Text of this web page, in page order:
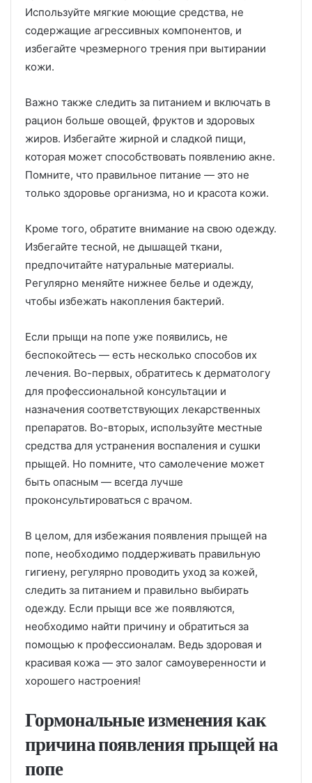
Используйте мягкие моющие средства, не
содержащие агрессивных компонентов, и
избегайте чрезмерного трения при вытирании
кожи.
Важно также следить за питанием и включать в
рацион больше овощей, фруктов и здоровых
жиров. Избегайте жирной и сладкой пищи,
которая может способствовать появлению акне.
Помните, что правильное питание — это не
только здоровье организма, но и красота кожи.
Кроме того, обратите внимание на свою одежду.
Избегайте тесной, не дышащей ткани,
предпочитайте натуральные материалы.
Регулярно меняйте нижнее белье и одежду,
чтобы избежать накопления бактерий.
Если прыщи на попе уже появились, не
беспокойтесь — есть несколько способов их
лечения. Во-первых, обратитесь к дерматологу
для профессиональной консультации и
назначения соответствующих лекарственных
препаратов. Во-вторых, используйте местные
средства для устранения воспаления и сушки
прыщей. Но помните, что самолечение может
быть опасным — всегда лучше
проконсультироваться с врачом.
В целом, для избежания появления прыщей на
попе, необходимо поддерживать правильную
гигиену, регулярно проводить уход за кожей,
следить за питанием и правильно выбирать
одежду. Если прыщи все же появляются,
необходимо найти причину и обратиться за
помощью к профессионалам. Ведь здоровая и
красивая кожа — это залог самоуверенности и
хорошего настроения!
Гормональные изменения как
причина появления прыщей на
попе